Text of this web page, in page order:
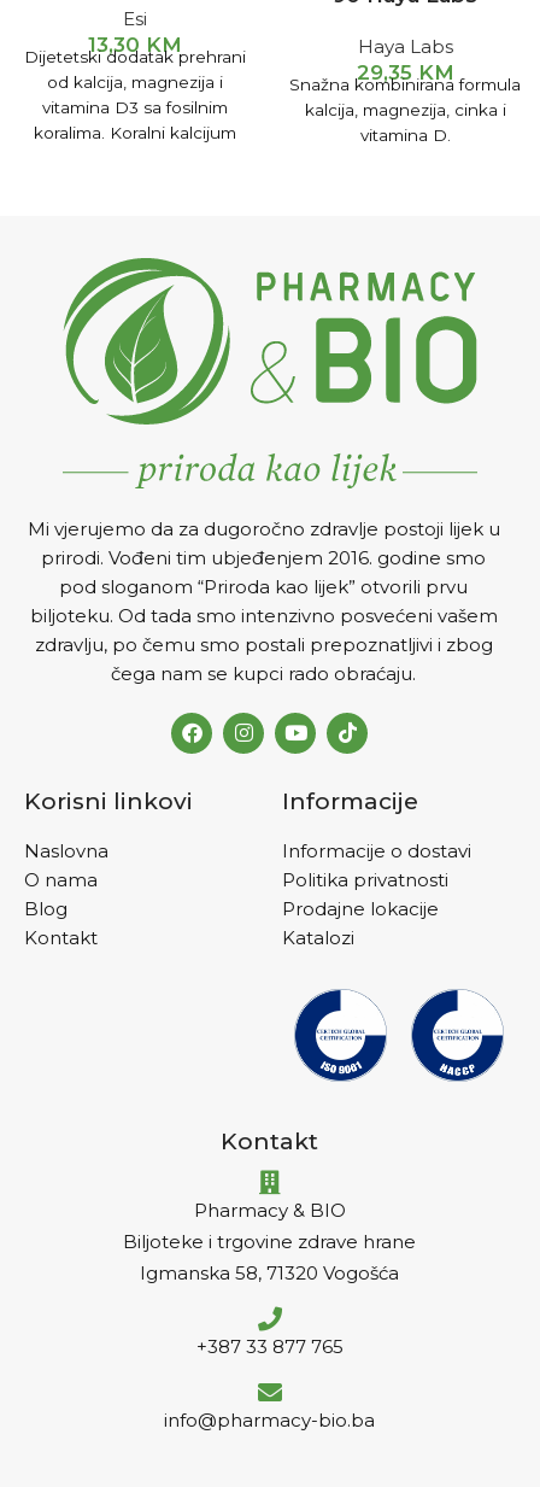
Esi
13,30 KM
Dijetetski dodatak prehrani
od kalcija, magnezija i
vitamina D3 sa fosilnim
koralima. Koralni kalcijum
Haya Labs
29,35KM
Snažna kombinirana formula
kalcija, magnezija, cinka i
vitamina D.
Mi vjerujemo da za dugoročno zdravlje postoji lijek u
prirodi. Vođeni tim ubjeđenjem 2016. godine smo
pod sloganom “Priroda kao lijek” otvorili prvu
biljoteku. Od tada smo intenzivno posvećeni vašem
zdravlju, po čemu smo postali prepoznatljivi i zbog
čega nam se kupci rado obraćaju.
Korisni linkovi
Naslovna
O nama
Blog
Kontakt
Informacije
Informacije o dostavi
Politika privatnosti
Prodajne lokacije
Katalozi
Kontakt
Pharmacy & BIO
Biljoteke i trgovine zdrave hrane
Igmanska 58, 71320 Vogošća
+387 33 877 765
info@pharmacy-bio.ba